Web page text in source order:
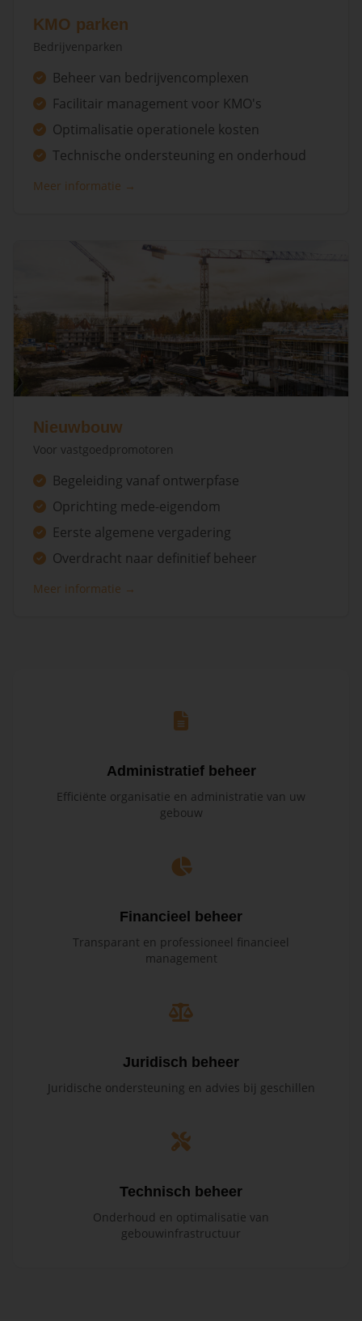
KMO parken
Bedrijvenparken
Beheer van bedrijvencomplexen
Facilitair management voor KMO's
Optimalisatie operationele kosten
Technische ondersteuning en onderhoud
Meer informatie →
Nieuwbouw
Voor vastgoedpromotoren
Begeleiding vanaf ontwerpfase
Oprichting mede-eigendom
Eerste algemene vergadering
Overdracht naar definitief beheer
Meer informatie →
Administratief beheer
Efficiënte organisatie en administratie van uw
gebouw
Financieel beheer
Transparant en professioneel financieel
management
Juridisch beheer
Juridische ondersteuning en advies bij geschillen
Technisch beheer
Onderhoud en optimalisatie van
gebouwinfrastructuur